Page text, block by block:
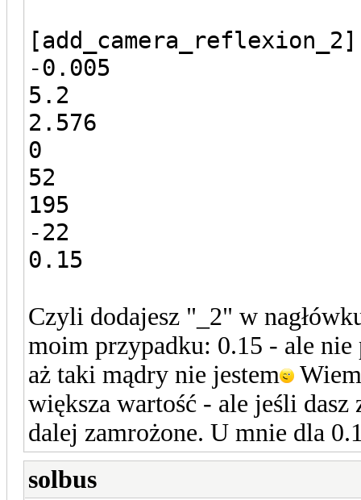
[add_camera_reflexion_2]
-0.005
5.2
2.576
0
52
195
-22
0.15
Czyli dodajesz "_2" w
moim przypadku: 0.15 - ale
aż taki mądry nie jestem
większa wartość - ale jeśli
dalej zamrożone. U mnie dla
solbus